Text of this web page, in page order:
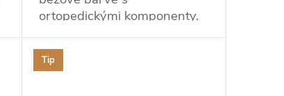
ortopedickými komponenty.
Tip